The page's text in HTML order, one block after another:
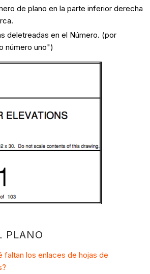
de plano en la parte inferior derecha
deletreadas en el Número. (por
número uno")
PLANO
faltan los enlaces de hojas de